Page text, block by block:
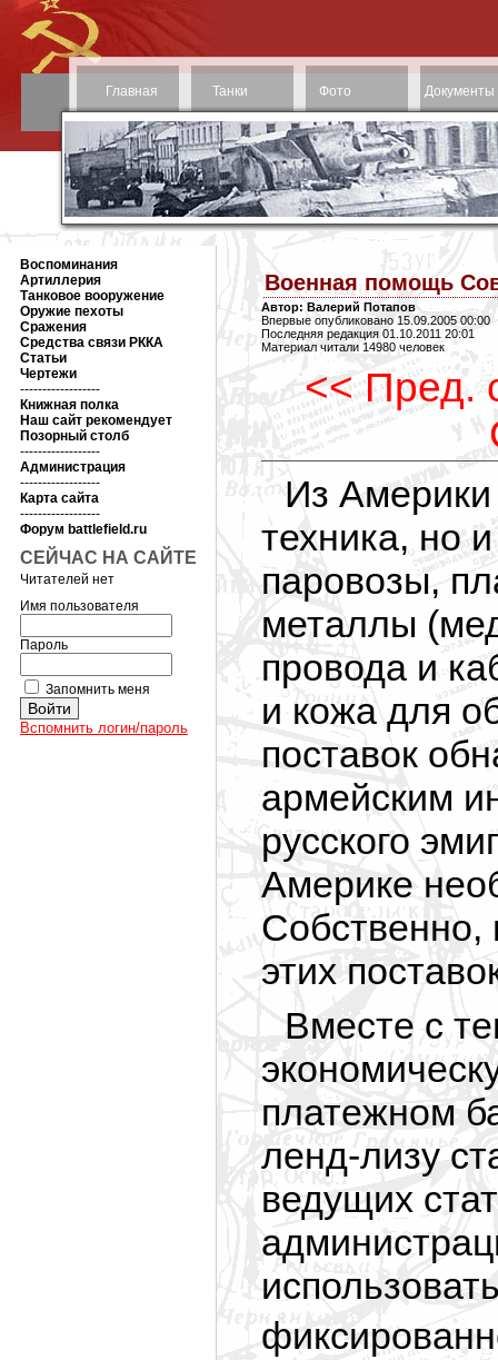
Главная Танки Фото Документы
Воспоминания
Артиллерия
Танковое вооружение
Оружие пехоты
Сражения
Средства связи РККА
Статьи
Чертежи
------------------
Книжная полка
Наш сайт рекомендует
Позорный столб
------------------
Администрация
------------------
Карта сайта
------------------
Форум battlefield.ru
СЕЙЧАС НА САЙТЕ
Читателей нет
Имя пользователя
Пароль
Запомнить меня
Вспомнить логин/пароль
Военная помощь
Автор: Валерий Потапов
Впервые опубликовано 15.09.2005 00:00
Последняя редакция 01.10.2011 20:01
Материал читали 14980 человек
<< Пред.
Из
техника, но
паровозы,
металлы
провода и
и кожа для
поставок
армейским
русского
Америке
Собственно,
этих
Вместе с
платежном
ленд-лизу
ведущих